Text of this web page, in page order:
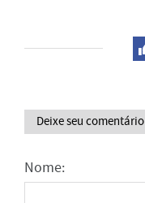
Deixe seu comentário
Nome: